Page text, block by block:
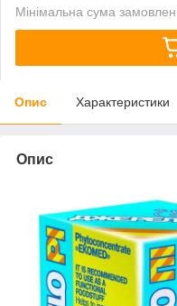
Мінімальна сума
Опис Характеристики
Опис